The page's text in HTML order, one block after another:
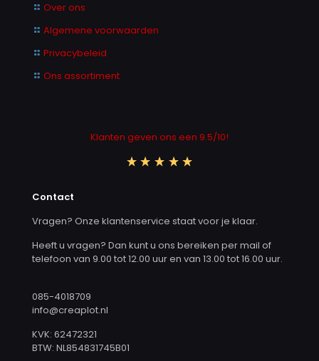
Over ons
Algemene voorwaarden
Privacybeleid
Ons assortiment
Klanten geven ons een 9.5/10!
Contact
Vragen? Onze klantenservice staat voor je klaar.
Heeft u vragen? Dan kunt u ons bereiken per mail of
telefoon van 9.00 tot 12.00 uur en van 13.00 tot 16.00 uur.
085-4018709
info@creaplot.nl
KVK: 62472321
BTW: NL854831745B01